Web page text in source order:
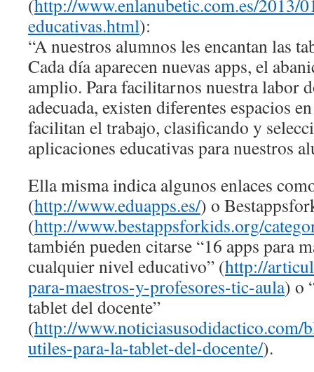
(http://www.enlanubetic.com.es/2013/
educativas.html):
“A nuestros alumnos les encantan las
Cada día aparecen nuevas apps, el
amplio. Para facilitarnos nuestra labor
adecuada, existen diferentes espacios
facilitan el trabajo, clasificando y
aplicaciones educativas para nuestros
Ella misma indica algunos enlaces
(http://www.eduapps.es/) o
(http://www.bestappsforkids.org/
también pueden citarse “16 apps para
cualquier nivel educativo” (http://
para-maestros-y-profesores-tic-aula) o
tablet del docente”
(http://www.noticiasusodidactico.com/
utiles-para-la-tablet-del-docente/).